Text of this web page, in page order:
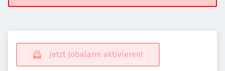
Jetzt Jobalarm aktivieren!